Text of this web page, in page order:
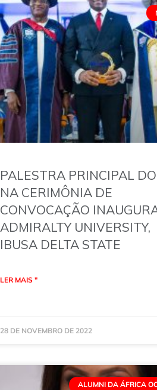
PALESTRA PRINCIPAL
NA CERIMÔNIA DE
CONVOCAÇÃO
ADMIRALTY UNIVERSITY,
IBUSA DELTA STATE
LER MAIS "
28 DE NOVEMBRO DE 2022
ALUMNI DA ÁFRICA